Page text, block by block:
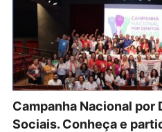
Campanha Nacional por
Sociais. Conheça e